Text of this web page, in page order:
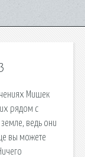
Мишек
рядом с
ведь они
вы можете